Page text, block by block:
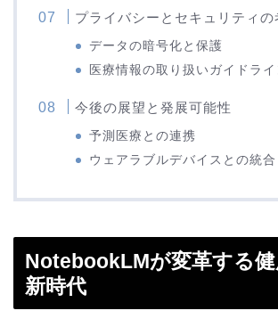
プライバシーとセキュリティの
データの暗号化と保護
医療情報の取り扱いガイドライ
今後の展望と発展可能性
予測医療との連携
ウェアラブルデバイスとの統合
NotebookLMが変革する
新時代